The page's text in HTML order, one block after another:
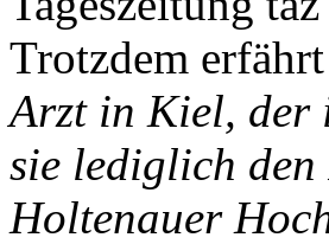
Trotzdem
Arzt in Kiel, der
sie lediglich den
Holtenauer